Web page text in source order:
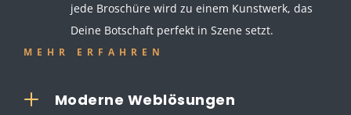
jede Broschüre wird zu einem Kunstwerk, das
Deine Botschaft perfekt in Szene setzt.
MEHR ERFAHREN
L Moderne Weblösungen